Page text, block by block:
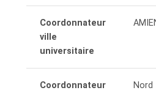
Coordonnateur
ville
universitaire
Coordonnateur
Nord